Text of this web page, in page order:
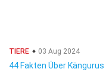
TIERE 03 Aug 2024
44 Fakten Über Kängurus